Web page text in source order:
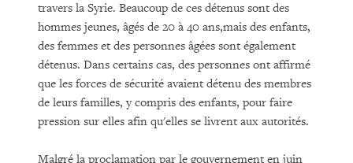
travers la Syrie. Beaucoup de ces détenus sont des
hommes jeunes, âgés de 20 à 40 ans,mais des enfants,
des femmes et des personnes âgées sont également
détenus. Dans certains cas, des personnes ont affirmé
que les forces de sécurité avaient détenu des membres
de leurs familles, y compris des enfants, pour faire
pression sur elles afin qu'elles se livrent aux autorités.
Malgré la proclamation par le gouvernement en juin